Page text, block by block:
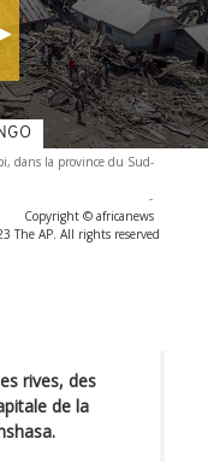
dans la province du Sud-
-
Copyright © africanews
The AP. All rights reserved
rives, des
de la